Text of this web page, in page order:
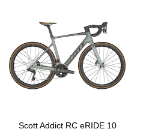
Scott Addict RC eRIDE 10